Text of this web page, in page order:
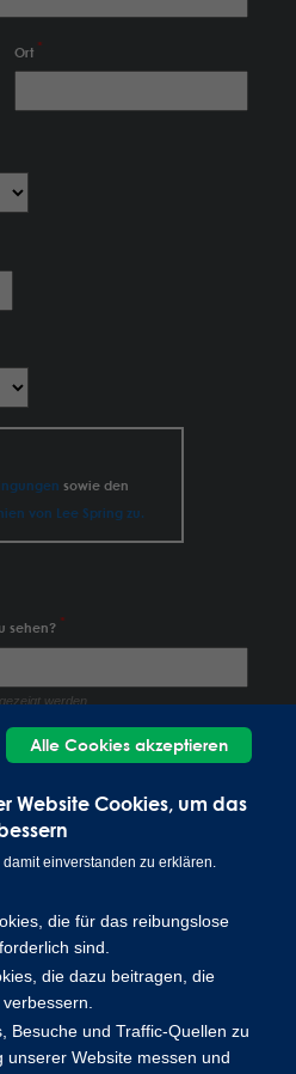
Ort
sowie den
von Lee Spring zu.
sehen?
werden.
Straße 23, 58507 Lüdenscheid
Lee Spring Company
Website Cookies, um das
einverstanden zu erklären.
die für das reibungslose
sind.
die dazu beitragen, die
Besuche und Traffic-Quellen zu
Website messen und
Alle Cookies akzeptieren